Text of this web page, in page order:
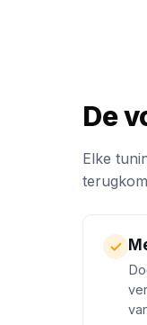
De
Elke